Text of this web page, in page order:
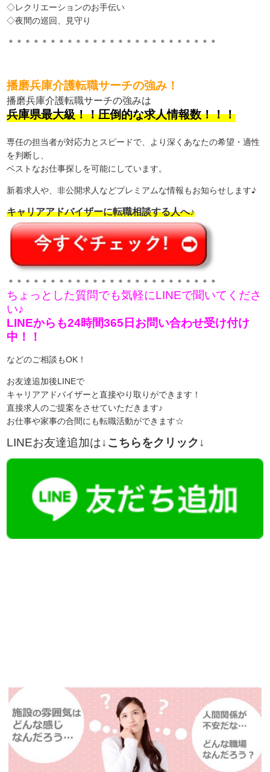
◇レクリエーションのお手伝い
◇夜間の巡回、見守り
＊＊＊＊＊＊＊＊＊＊＊＊＊＊＊＊＊＊＊＊＊＊＊＊＊
播磨兵庫介護転職サーチの強み！
播磨兵庫介護転職サーチの強みは
兵庫県最大級！！圧倒的な求人情報数！！！
専任の担当者が対応力とスピードで、より深くあなたの希望・適性
を判断し、
ベストなお仕事探しを可能にしています。
新着求人や、非公開求人などプレミアムな情報もお知らせします♪
キャリアアドバイザーに転職相談する人へ♪
＊＊＊＊＊＊＊＊＊＊＊＊＊＊＊＊＊＊＊＊＊＊＊＊＊
ちょっとした質問でも気軽にLINEで聞いてくださ
い♪
LINEからも24時間365日お問い合わせ受け付け
中！！
などのご相談もOK！
お友達追加後LINEで
キャリアアドバイザーと直接やり取りができます！
直接求人のご提案をさせていただきます♪
お仕事や家事の合間にも転職活動ができます☆
LINEお友達追加は↓こちらをクリック↓